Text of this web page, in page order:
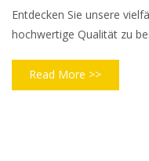
Entdecken Sie unsere
hochwertige Qualität zu
Read More >>